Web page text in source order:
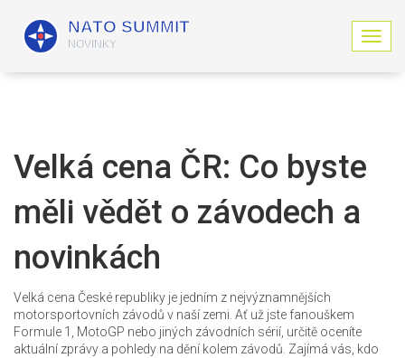
Z
o
Velká cena ČR: Co byste
měli vědět o závodech a
novinkách
Velká cena České republiky je jedním z nejvýznamnějších
motorsportovních závodů v naší zemi. Ať už jste fanouškem
Formule 1, MotoGP nebo jiných závodních sérií, určitě oceníte
aktuální zprávy a pohledy na dění kolem závodů. Zajímá vás, kdo